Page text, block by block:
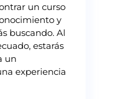
un curso
y
buscando. Al
estarás
un
experiencia